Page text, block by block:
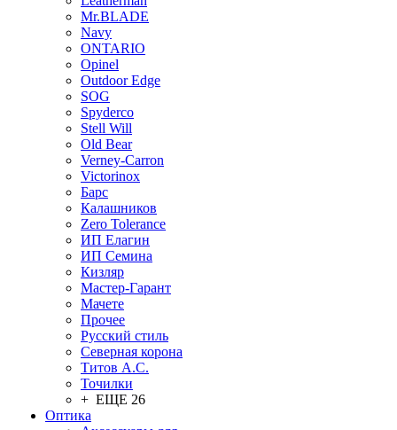
Mr.BLADE
Navy
ONTARIO
Opinel
Outdoor Edge
SOG
Spyderco
Stell Will
Old Bear
Verney-Carron
Victorinox
Барс
Калашников
Zero Tolerance
ИП Елагин
ИП Семина
Кизляр
Мастер-Гарант
Мачете
Прочее
Русский стиль
Северная корона
Титов А.С.
Точилки
+ ЕЩЕ 26
Оптика